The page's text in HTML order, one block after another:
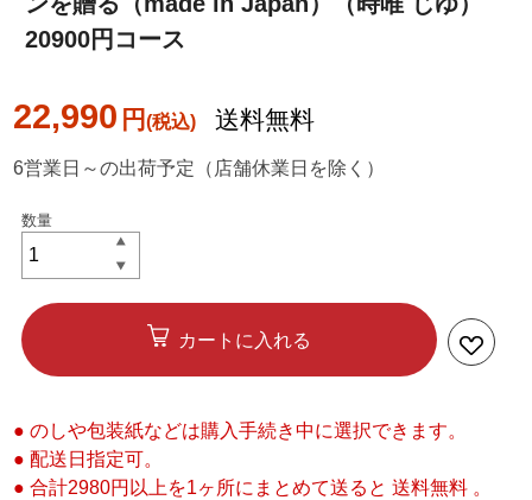
20900円コース
22,990 円 送料無料
6営業日～の出荷予定（店舗休業日を除く）
カートに入れる
● のしや包装紙などは購入手続き中に選択できます。
● 配送日指定可。
● 合計2980円以上を1ヶ所にまとめて送ると 送料無料 。